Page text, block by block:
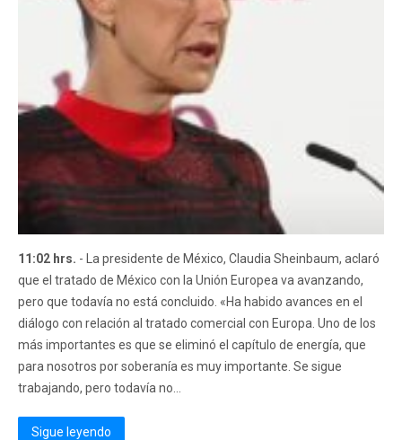
11:02 hrs. - La presidente de México, Claudia Sheinbaum, aclaró
que el tratado de México con la Unión Europea va avanzando,
pero que todavía no está concluido. «Ha habido avances en el
diálogo con relación al tratado comercial con Europa. Uno de los
más importantes es que se eliminó el capítulo de energía, que
para nosotros por soberanía es muy importante. Se sigue
trabajando, pero todavía no...
Sigue leyendo